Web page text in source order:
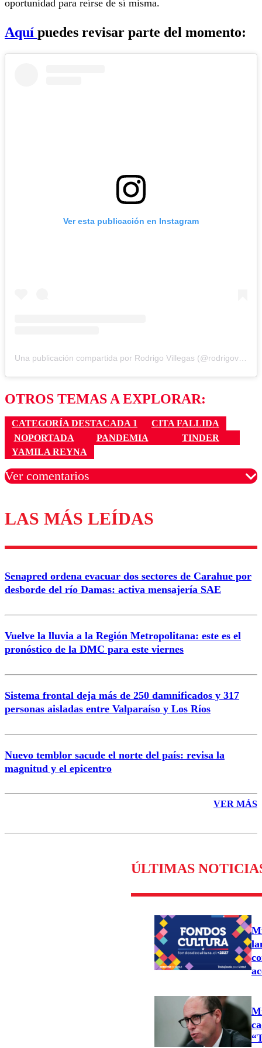
oportunidad para reírse de sí misma.
Aquí puedes revisar parte del momento:
Ver esta publicación en Instagram
OTROS TEMAS A EXPLORAR:
CATEGORÍA DESTACADA 1
CITA FALLIDA
NOPORTADA
PANDEMIA
TINDER
YAMILA REYNA
Ver comentarios
Los comentarios son moderados para garantizar un
diálogo respetuoso.
Correo
Enviar comentario
LAS MÁS LEÍDAS
Senapred ordena evacuar dos sectores de Carahue por
desborde del río Damas: activa mensajería SAE
Vuelve la lluvia a la Región Metropolitana: este es el
pronóstico de la DMC para este viernes
Sistema frontal deja más de 250 damnificados y 317
personas aisladas entre Valparaíso y Los Ríos
Nuevo temblor sacude el norte del país: revisa la
magnitud y el epicentro
VER MÁS
ÚLTIMAS